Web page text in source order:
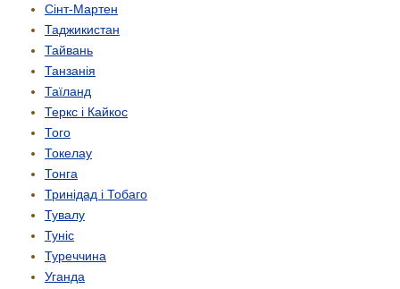
Сінт-Мартен
Таджикистан
Тайвань
Танзанія
Таїланд
Теркс і Кайкос
Того
Токелау
Тонга
Тринідад і Тобаго
Тувалу
Туніс
Туреччина
Уганда